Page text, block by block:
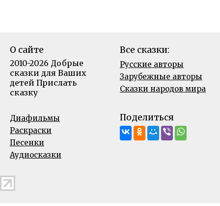
О сайте
2010-2026 Добрые
сказки для Ваших
детей Прислать
сказку
Все сказки:
Русские авторы
Зарубежные авторы
Сказки народов мира
Диафильмы
Раскраски
Песенки
Аудиосказки
Поделиться